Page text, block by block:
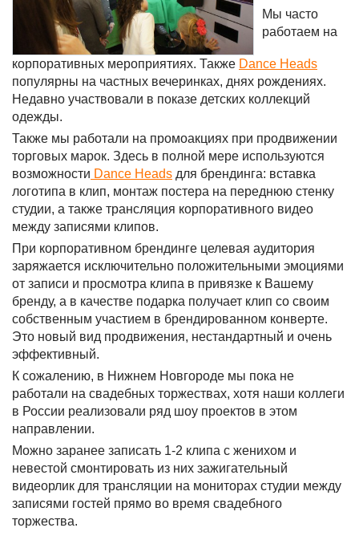
Мы часто
работаем на
корпоративных мероприятиях. Также Dance Heads
популярны на частных вечеринках, днях рождениях.
Недавно участвовали в показе детских коллекций
одежды.
Также мы работали на промоакциях при продвижении
торговых марок. Здесь в полной мере используются
возможности Dance Heads для брендинга: вставка
логотипа в клип, монтаж постера на переднюю стенку
студии, а также трансляция корпоративного видео
между записями клипов.
При корпоративном брендинге целевая аудитория
заряжается исключительно положительными эмоциями
от записи и просмотра клипа в привязке к Вашему
бренду, а в качестве подарка получает клип со своим
собственным участием в брендированном конверте.
Это новый вид продвижения, нестандартный и очень
эффективный.
К сожалению, в Нижнем Новгороде мы пока не
работали на свадебных торжествах, хотя наши коллеги
в России реализовали ряд шоу проектов в этом
направлении.
Можно заранее записать 1-2 клипа с женихом и
невестой смонтировать из них зажигательный
видеорлик для трансляции на мониторах студии между
записями гостей прямо во время свадебного
торжества.